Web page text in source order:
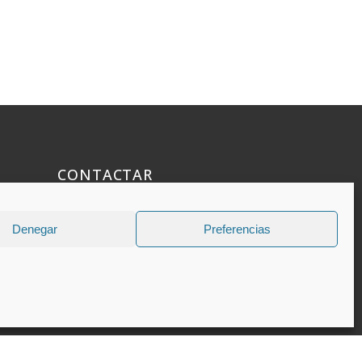
Denegar Preferencias
CONTACTAR
925 508 922